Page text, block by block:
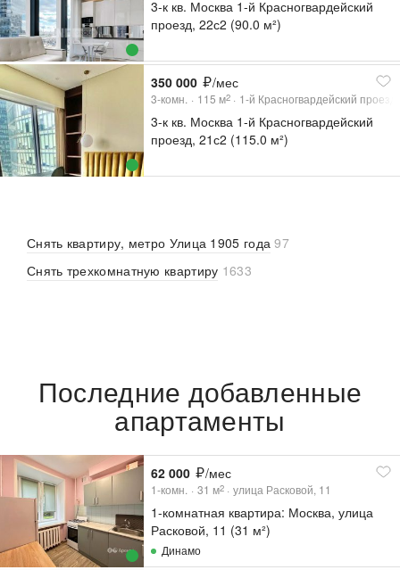
3-к кв. Москва 1-й Красногвардейский
проезд, 22с2 (90.0 м²)
350 000 /мес
3-комн. 115 м2 1-й Красногвардейский
3-к кв. Москва 1-й Красногвардейский
проезд, 21с2 (115.0 м²)
Снять квартиру, метро Улица 1905 года 97
Снять трехкомнатную квартиру 1633
Последние добавленные
апартаменты
62 000 /мес
1-комн. 31 м2 улица Расковой, 11
1-комнатная квартира: Москва, улица
Расковой, 11 (31 м²)
Динамо